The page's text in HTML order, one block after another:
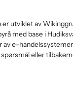
utviklet av
med base i
av e-
eller